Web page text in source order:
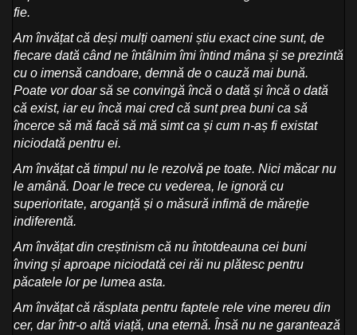
fie.
Am învățat că deși mulți oameni știu exact cine sunt, de
fiecare dată când ne întâlnim îmi întind mâna și se prezintă
cu o imensă candoare, demnă de o cauză mai bună.
Poate vor doar să se convingă încă o dată și încă o dată
că exist, iar eu încă mai cred că sunt prea buni ca să
încerce să mă facă să mă simt ca și cum n-aș fi existat
niciodată pentru ei.
Am învățat că timpul nu le rezolvă pe toate. Nici măcar nu
le amână. Doar le trece cu vederea, le ignoră cu
superioritate, aroganță și o măsură infimă de măreție
indiferentă.
Am învățat din creștinism că nu întotdeauna cei buni
înving și aproape niciodată cei răi nu plătesc pentru
păcatele lor pe lumea asta.
Am învățat că răsplata pentru faptele rele vine mereu din
cer, dar într-o altă viață, una eternă. Însă nu ne garantează